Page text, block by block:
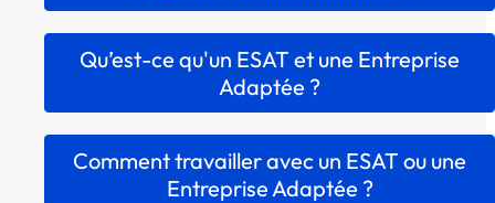
Qu’est-ce qu'un ESAT et une Entreprise
Adaptée ?
Comment travailler avec un ESAT ou une
Entreprise Adaptée ?